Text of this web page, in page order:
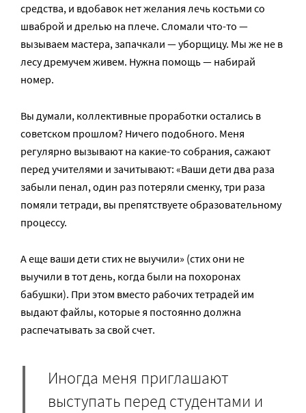
средства, и вдобавок нет желания лечь костьми со
шваброй и дрелью на плече. Сломали что-то —
вызываем мастера, запачкали — уборщицу. Мы же не в
лесу дремучем живем. Нужна помощь — набирай
номер.
Вы думали, коллективные проработки остались в
советском прошлом? Ничего подобного. Меня
регулярно вызывают на какие-то собрания, сажают
перед учителями и зачитывают: «Ваши дети два раза
забыли пенал, один раз потеряли сменку, три раза
помяли тетради, вы препятствуете образовательному
процессу.
А еще ваши дети стих не выучили» (стих они не
выучили в тот день, когда были на похоронах
бабушки). При этом вместо рабочих тетрадей им
выдают файлы, которые я постоянно должна
распечатывать за свой счет.
Иногда меня приглашают
выступать перед студентами и